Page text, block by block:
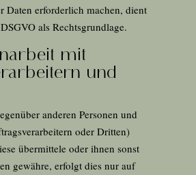
Daten erforderlich machen, dient
als Rechtsgrundlage.
mit
und
anderen Personen und
oder Dritten)
übermittele oder ihnen sonst
gewähre, erfolgt dies nur auf